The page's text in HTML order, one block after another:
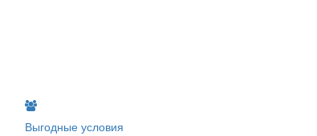
Выгодные условия